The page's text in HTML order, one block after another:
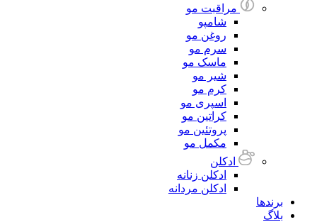
مراقبت مو
شامپو
روغن مو
سرم مو
ماسک مو
شیر مو
کرم مو
اسپری مو
کراتین مو
پروتئین مو
مکمل مو
ادکلن
ادکلن زنانه
ادکلن مردانه
برندها
بلاگ